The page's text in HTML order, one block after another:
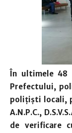
În ultimele 48
Prefectului,
polițiști locali,
A.N.P.C.,
de verificare